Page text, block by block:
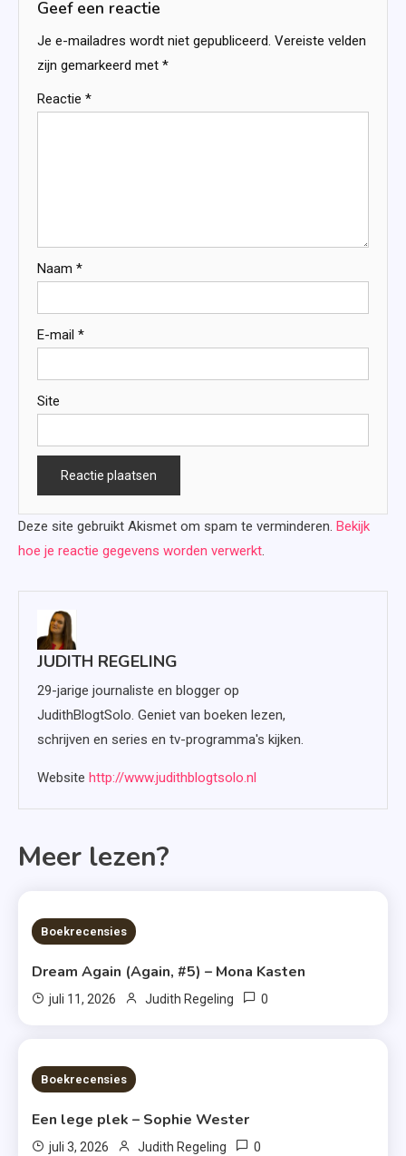
Geef een reactie
Je e-mailadres wordt niet gepubliceerd. Vereiste velden
zijn gemarkeerd met *
Reactie *
Naam *
E-mail *
Site
Deze site gebruikt Akismet om spam te verminderen. Bekijk
hoe je reactie gegevens worden verwerkt.
JUDITH REGELING
29-jarige journaliste en blogger op
JudithBlogtSolo. Geniet van boeken lezen,
schrijven en series en tv-programma's kijken.
Website http://www.judithblogtsolo.nl
Meer lezen?
6 MINS READ
Boekrecensies
Dream Again (Again, #5) – Mona Kasten
juli 11, 2026 Judith Regeling 0
6 MINS READ
Boekrecensies
Een lege plek – Sophie Wester
juli 3, 2026 Judith Regeling 0